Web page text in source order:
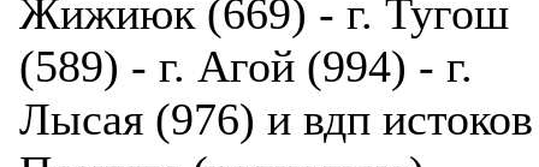
Жижиюк (669) - г. Тугош
(589) - г. Агой (994) - г.
Лысая (976) и вдп